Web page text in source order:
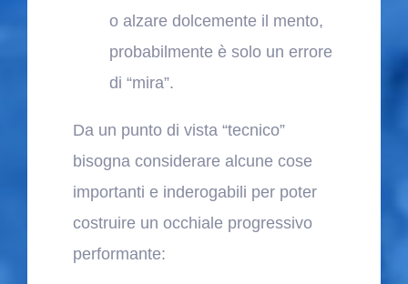
o alzare dolcemente il mento,
probabilmente è solo un errore
di “mira”.
Da un punto di vista “tecnico”
bisogna considerare alcune cose
importanti e inderogabili per poter
costruire un occhiale progressivo
performante: